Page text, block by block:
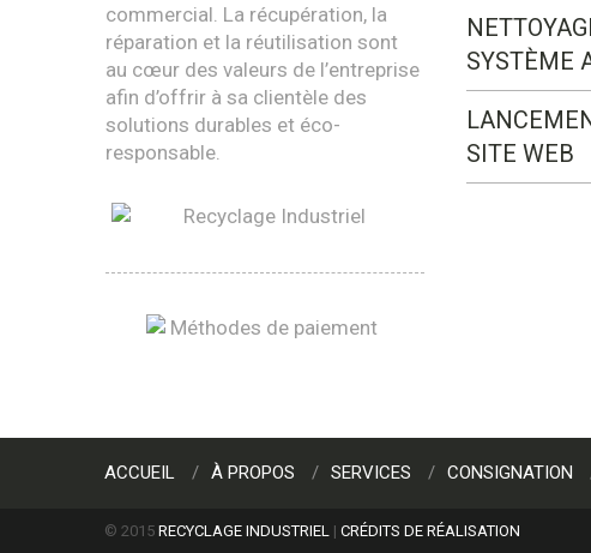
commercial. La récupération, la
réparation et la réutilisation sont
au cœur des valeurs de l’entreprise
afin d’offrir à sa clientèle des
solutions durables et éco-
responsable.
SYSTÈME
SITE WEB
ACCUEIL À PROPOS SERVICES CONSIGNATION
© 2015 RECYCLAGE INDUSTRIEL | CRÉDITS DE RÉALISATION